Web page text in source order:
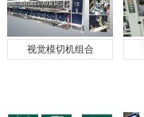
视觉模切机组合